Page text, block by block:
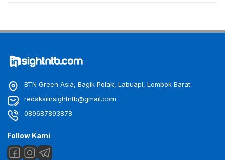
BTN Green Asia, Bagik Polak, Labuapi, Lombok Barat
redaksiinsightntb@gmail.com
089687893878
Follow Kami